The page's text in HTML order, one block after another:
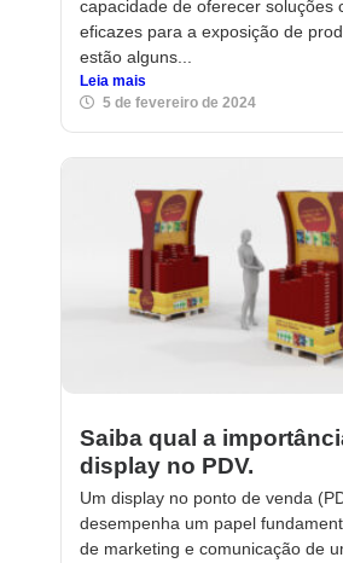
capacidade de oferecer soluções
eficazes para a exposição de
estão alguns...
Leia mais
5 de fevereiro de 2024
Saiba qual a
display no PDV.
Um display no ponto de venda
desempenha um papel
de marketing e comunicação de